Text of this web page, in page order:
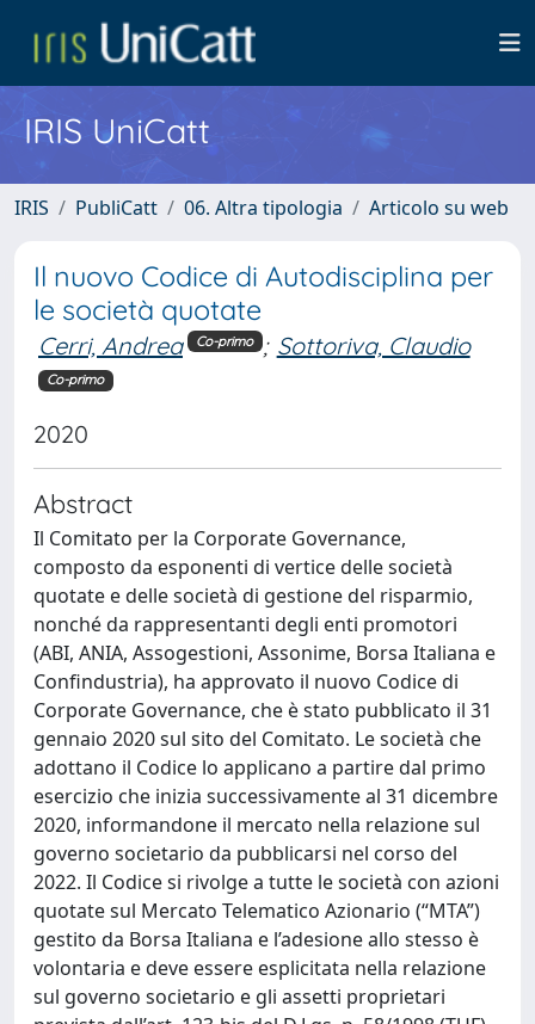
IRIS UniCatt
IRIS PubliCatt 06. Altra tipologia Articolo su web
Il nuovo Codice di Autodisciplina per
le società quotate
Cerri, Andrea Co-primo ; Sottoriva, Claudio
Co-primo
2020
Abstract
Il Comitato per la Corporate Governance,
composto da esponenti di vertice delle società
quotate e delle società di gestione del risparmio,
nonché da rappresentanti degli enti promotori
(ABI, ANIA, Assogestioni, Assonime, Borsa Italiana e
Confindustria), ha approvato il nuovo Codice di
Corporate Governance, che è stato pubblicato il 31
gennaio 2020 sul sito del Comitato. Le società che
adottano il Codice lo applicano a partire dal primo
esercizio che inizia successivamente al 31 dicembre
2020, informandone il mercato nella relazione sul
governo societario da pubblicarsi nel corso del
2022. Il Codice si rivolge a tutte le società con azioni
quotate sul Mercato Telematico Azionario (“MTA”)
gestito da Borsa Italiana e l’adesione allo stesso è
volontaria e deve essere esplicitata nella relazione
sul governo societario e gli assetti proprietari